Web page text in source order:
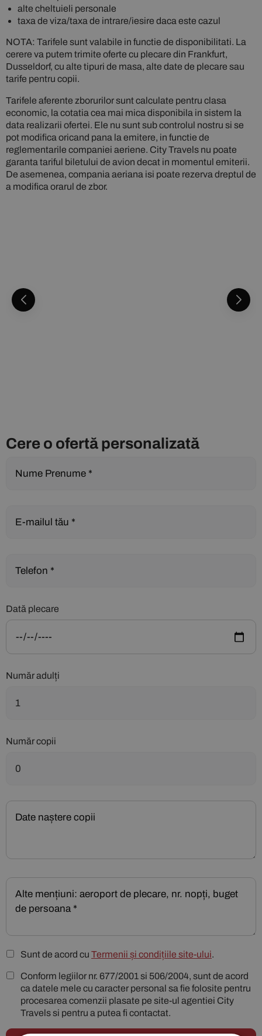
alte cheltuieli personale
taxa de viza/taxa de intrare/iesire daca este cazul
NOTA: Tarifele sunt valabile in functie de disponibilitati. La
cerere va putem trimite oferte cu plecare din Frankfurt,
Dusseldorf, cu alte tipuri de masa, alte date de plecare sau
tarife pentru copii.
Tarifele aferente zborurilor sunt calculate pentru clasa
economic, la cotatia cea mai mica disponibila in sistem la
data realizarii ofertei. Ele nu sunt sub controlul nostru si se
pot modifica oricand pana la emitere, in functie de
reglementarile companiei aeriene. City Travels nu poate
garanta tariful biletului de avion decat in momentul emiterii.
De asemenea, compania aeriana isi poate rezerva dreptul de
a modifica orarul de zbor.
Cere o ofertă personalizată
Dată plecare
Număr adulți
Număr copii
Sunt de acord cu Termenii și condițiile site-ului.
Conform legiilor nr. 677/2001 si 506/2004, sunt de acord
ca datele mele cu caracter personal sa fie folosite pentru
procesarea comenzii plasate pe site-ul agentiei City
Travels si pentru a putea fi contactat.